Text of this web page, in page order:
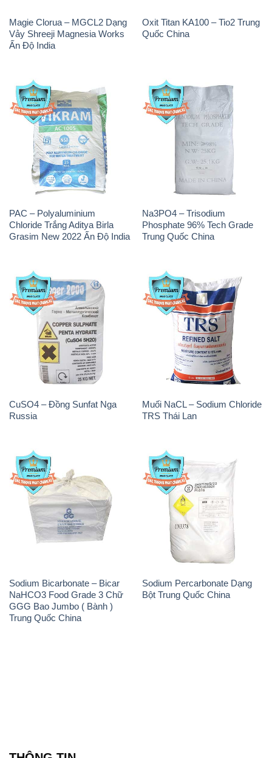
Magie Clorua – MGCL2 Dạng
Vảy Shreeji Magnesia Works
Ấn Độ India
Oxit Titan KA100 – Tio2 Trung
Quốc China
PAC – Polyaluminium
Chloride Trắng Aditya Birla
Grasim New 2022 Ấn Độ India
Na3PO4 – Trisodium
Phosphate 96% Tech Grade
Trung Quốc China
CuSO4 – Đồng Sunfat Nga
Russia
Muối NaCL – Sodium Chloride
TRS Thái Lan
Sodium Bicarbonate – Bicar
NaHCO3 Food Grade 3 Chữ
GGG Bao Jumbo ( Bành )
Trung Quốc China
Sodium Percarbonate Dạng
Bột Trung Quốc China